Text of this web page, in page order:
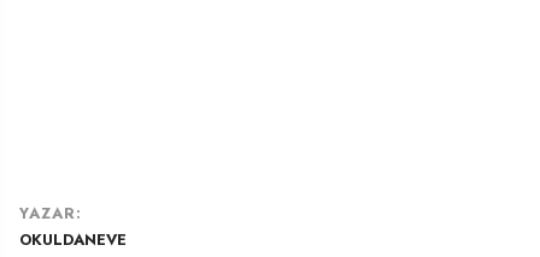
YAZAR:
OKULDANEVE